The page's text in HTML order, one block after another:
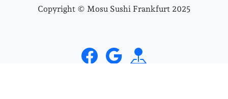
Copyright © Mosu Sushi Frankfurt 2025